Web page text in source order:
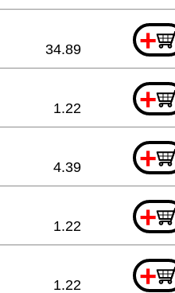
+
34.89
+
1.22
+
4.39
+
1.22
+
1.22